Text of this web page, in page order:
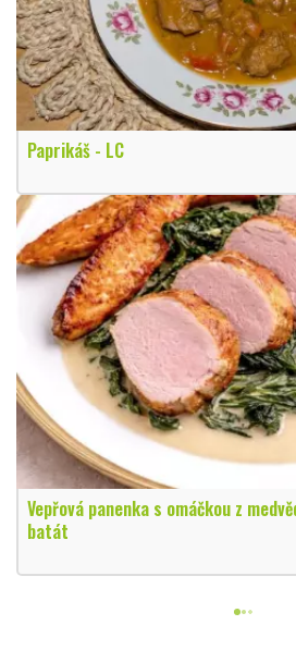
Paprikáš - LC
Vepřová panenka s omáčkou z
batát